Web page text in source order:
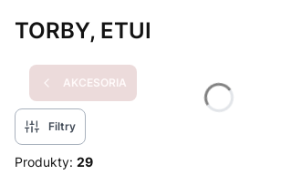
TORBY, ETUI
AKCESORIA
Filtry
Produkty: 29